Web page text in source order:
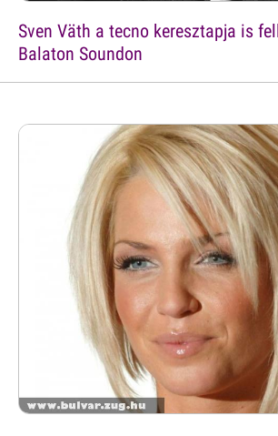
Sven Väth a tecno keresztapja is
Balaton Soundon